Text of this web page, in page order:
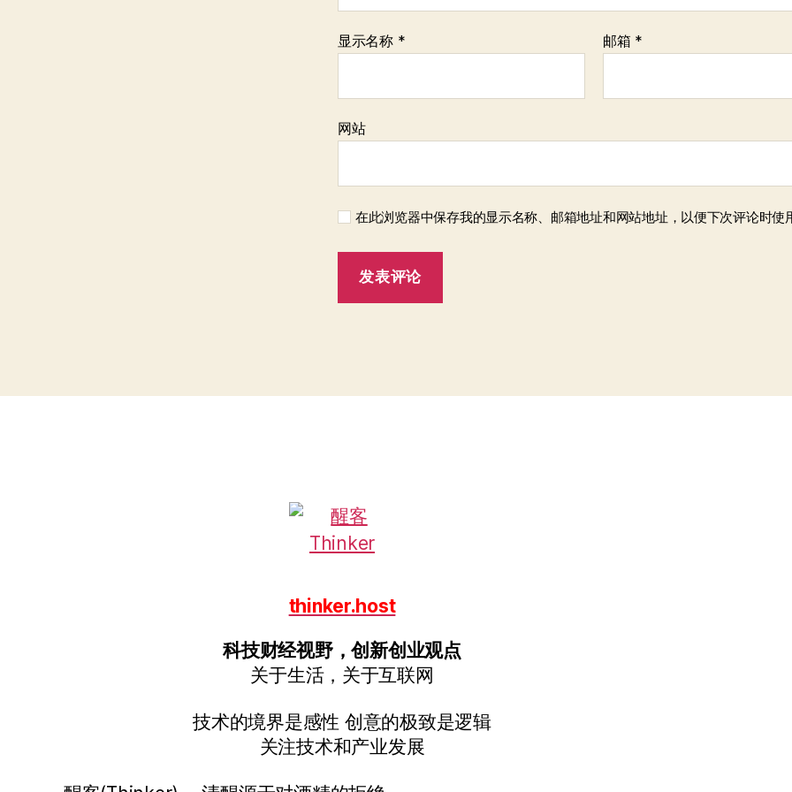
显示名称 * 邮箱 *
网站
在此浏览器中保存我的显示名称、邮箱地址和网站地址，以便下次评论时使
thinker.host
科技财经视野，创新创业观点
关于生活，关于互联网
技术的境界是感性 创意的极致是逻辑
关注技术和产业发展